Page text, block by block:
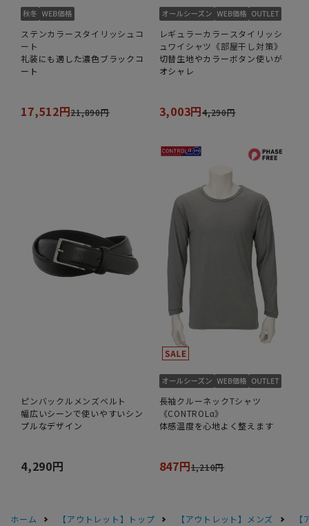
ステンカラースタイリッシュコ
ート
礼装にも適した濃色ブラックコ
ート
17,512円21,890円
レギュラーカラースタイリッシ
ュワイシャツ《部屋干し対策》
切替生地やカラーボタン使いが
オシャレ
3,003円4,290円
ピンバックルメンズベルト
幅広いシーンで使いやすいシン
プルなデザイン
4,290円
長袖クルーネックTシャツ
《CONTROLα》
体感温度を心地よく整えます
847円1,210円
ホーム 【アウトレット】トップ 【アウトレット】メンズ